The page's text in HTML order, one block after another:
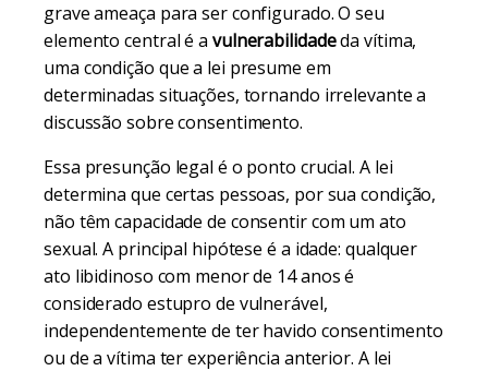
grave ameaça para ser configurado. O seu
elemento central é a vulnerabilidadeda vítima,
uma condição que a lei presume em
determinadas situações, tornando irrelevante a
discussão sobre consentimento.
Essa presunção legal é o ponto crucial. A lei
determina que certas pessoas, por sua condição,
não têm capacidade de consentir com um ato
sexual. A principal hipótese é a idade: qualquer
ato libidinoso com menor de 14 anos é
considerado estupro de vulnerável,
independentemente de ter havido consentimento
ou de a vítima ter experiência anterior. A lei